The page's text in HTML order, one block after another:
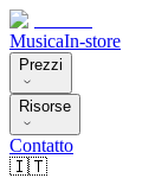
MusicaIn-store
Prezzi
Risorse
Contatto
🇮🇹